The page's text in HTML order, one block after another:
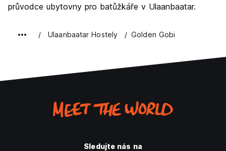
průvodce ubytovny pro batůžkáře v Ulaanbaatar.
Ulaanbaatar Hostely Golden Gobi
Sledujte nás na